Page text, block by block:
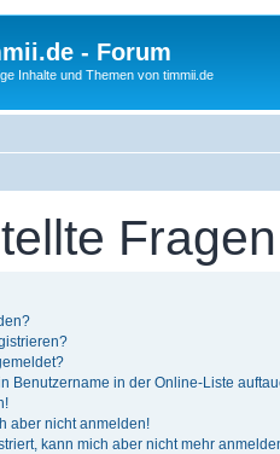
- Forum
Inhalte und Themen von timmii.de
Fragen
Benutzername in der Online-Liste
aber nicht anmelden!
kann mich aber nicht mehr